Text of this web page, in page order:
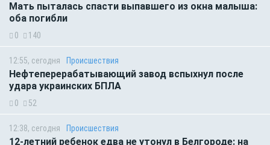
Мать пыталась спасти выпавшего из окна малыша:
оба погибли
0 140
12:55, сегодня Происшествия
Нефтеперерабатывающий завод вспыхнул после
удара украинских БПЛА
0 52
12:38, сегодня Происшествия
12-летний ребенок едва не утонул в Белгороде: на